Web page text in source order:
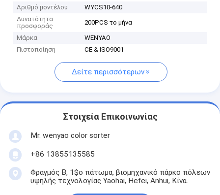
Αριθμό μοντέλου
WYCS10-640
Δυνατότητα
προσφοράς
200PCS το μήνα
Μάρκα
WENYAO
Πιστοποίηση
CE & ISO9001
Δείτε περισσότερων
Στοιχεία Επικοινωνίας
Mr. wenyao color sorter
+86 13855135585
Φραγμός Β, 1$ο πάτωμα, βιομηχανικό πάρκο πόλεων
υψηλής τεχνολογίας Yaohai, Hefei, Anhui, Κίνα.